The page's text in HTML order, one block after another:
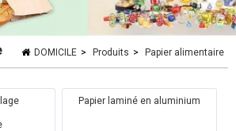
DOMICILE > Produits > Papier alimentaire
Papier laminé en aluminium